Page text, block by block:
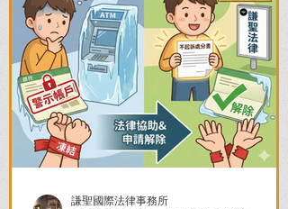
謙聖國際法律事務所